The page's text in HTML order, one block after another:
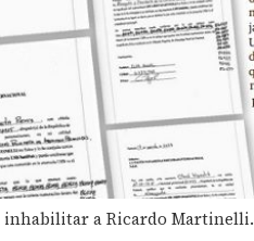
inhabilitar a Ricardo Martinelli.